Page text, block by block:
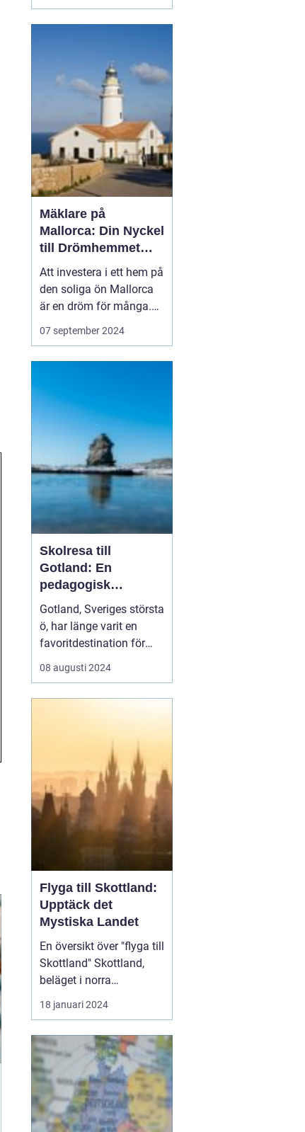
perfekt destinati...
Mäklare på
Mallorca: Din Nyckel
till Drömhemmet
under Solen
Att investera i ett hem på
den soliga ön Mallorca
är en dröm för många.
Tack vare ön paradislika
stränder, härliga klimat
hela världen till d...
07 september 2024
Skolresa till
Gotland: En
pedagogisk
äventyrsresa
Gotland, Sveriges största
ö, har länge varit en
favoritdestination för
skolresor. Med sin rika
historia, fantastiska
lärande och nöje för
08 augusti 2024
Flyga till Skottland:
Upptäck det
Mystiska Landet
En översikt över "flyga till
Skottland" Skottland,
beläget i norra
Storbritannien, är känt
för sin rika historia,
kultur. Att flyga till
Skottland är ett bekvämt
och snabbt sätt att ta sig
till denna fascinerande
destination. ...
18 januari 2024